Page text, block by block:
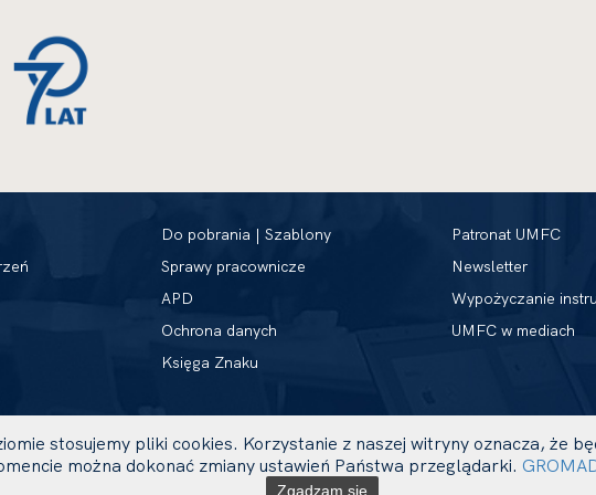
Do pobrania | Szablony
Sprawy pracownicze
APD
Ochrona danych
Księga Znaku
Patronat UMFC
Newsletter
Wypożyczanie
UMFC w mediach
stosujemy pliki cookies. Korzystanie z naszej witryny oznacza, że
można dokonać zmiany ustawień Państwa przeglądarki.
Zgadzam się